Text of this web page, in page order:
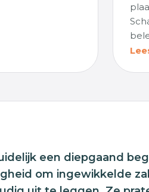
een diepgaand
om ingewikkelde